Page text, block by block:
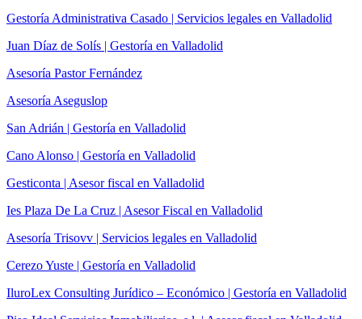
Gestoría Administrativa Casado | Servicios legales en Valladolid
Juan Díaz de Solís | Gestoría en Valladolid
Asesoría Pastor Fernández
Asesoría Aseguslop
San Adrián | Gestoría en Valladolid
Cano Alonso | Gestoría en Valladolid
Gesticonta | Asesor fiscal en Valladolid
Ies Plaza De La Cruz | Asesor Fiscal en Valladolid
Asesoría Trisovv | Servicios legales en Valladolid
Cerezo Yuste | Gestoría en Valladolid
IluroLex Consulting Jurídico – Económico | Gestoría en Valladolid